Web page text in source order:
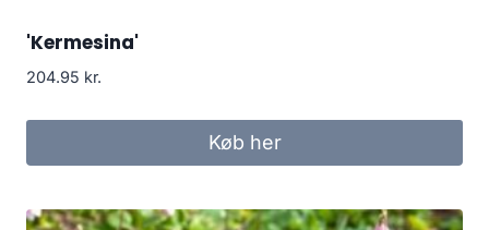
'Kermesina'
204.95 kr.
Køb her